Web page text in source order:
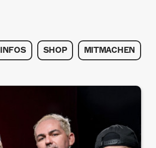
INFOS SHOP MITMACHEN